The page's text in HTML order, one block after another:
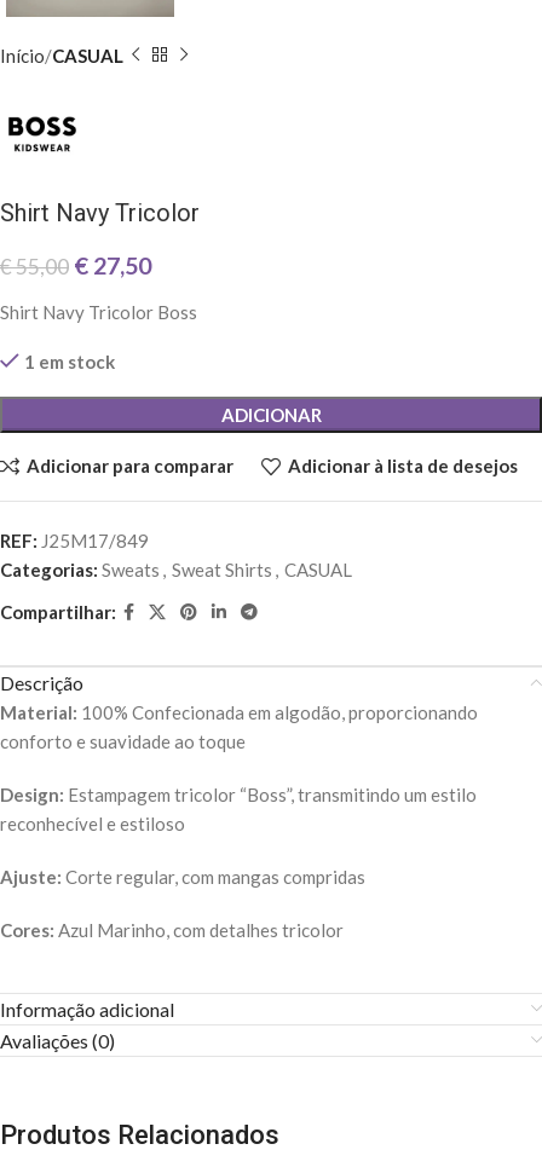
Início CASUAL
Shirt Navy Tricolor
€55,00 € 27,50
Shirt Navy Tricolor Boss
1 em stock
ADICIONAR
Adicionar para comparar Adicionar à lista de desejos
REF: J25M17/849
Categorias: Sweats , Sweat Shirts , CASUAL
Compartilhar:
Descrição
Material: 100% Confecionada em algodão, proporcionando
conforto e suavidade ao toque
Design: Estampagem tricolor “Boss”, transmitindo um estilo
reconhecível e estiloso
Ajuste: Corte regular, com mangas compridas
Cores: Azul Marinho, com detalhes tricolor
Informação adicional
Avaliações (0)
Produtos Relacionados